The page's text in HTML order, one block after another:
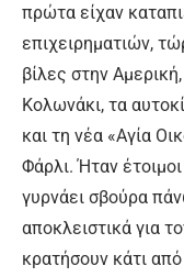
πρώτα είχαν
επιχειρηματιών,
βίλες στην
Κολωνάκι, τα
και τη νέα «Αγία
Φάρλι. Ήταν
γυρνάει σβούρα
αποκλειστικά για
κρατήσουν κάτι